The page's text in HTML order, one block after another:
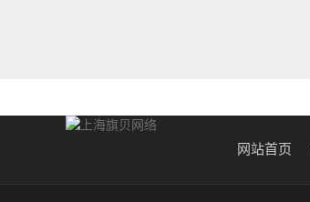
网站首页